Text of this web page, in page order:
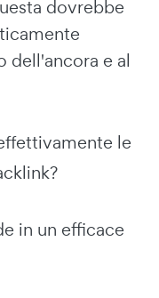
dovrebbe
dell'ancora e al
le
in un efficace